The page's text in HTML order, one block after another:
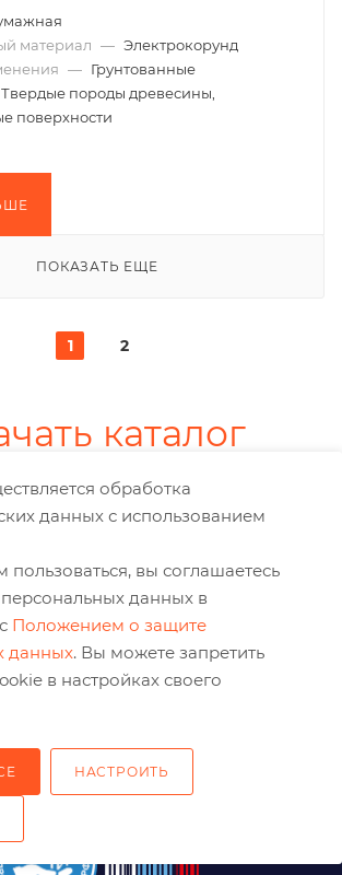
материал — Электрокорунд
— Грунтованные
породы древесины,
поверхности
ПОКАЗАТЬ ЕЩЕ
1 2
каталог
обработка
данных с использованием
вы соглашаетесь
данных в
Положением о защите
данных. Вы можете запретить
в настройках своего
НАСТРОИТЬ